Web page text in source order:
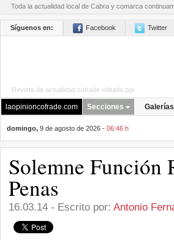
Toda la actualidad local de Cabra y comarca
Síguenos en: Facebook Twitter
Revista de actualidad cofrade editada por
laopinioncofrade.com Secciones Galerías
domingo, 9 de agosto de 2026 - 06:46 h
Solemne Función
Penas
16.03.14 - Escrito por: Antonio